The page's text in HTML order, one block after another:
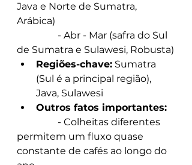
Java e Norte de Sumatra,
Arábica)
de Sumatra e Sulawesi, Robusta)
Regiões-chave: Sumatra
(Sul é a principal região),
Java, Sulawesi
Outros fatos importantes:
permitem um fluxo quase
constante de cafés ao longo do